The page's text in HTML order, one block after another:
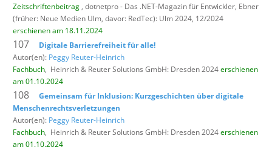
Zeitschriftenbeitrag , dotnetpro - Das .NET-Magazin für Entwickler, Ebner
(früher: Neue Medien Ulm, davor: RedTec): Ulm 2024, 12/2024
erschienen am 18.11.2024
107
Digitale Barrierefreiheit für alle!
Autor(en): Peggy Reuter-Heinrich
Fachbuch, Heinrich & Reuter Solutions GmbH: Dresden 2024erschienen
am 01.10.2024
108
Gemeinsam für Inklusion: Kurzgeschichten über digitale
Menschenrechtsverletzungen
Autor(en): Peggy Reuter-Heinrich
Fachbuch, Heinrich & Reuter Solutions GmbH: Dresden 2024erschienen
am 01.10.2024